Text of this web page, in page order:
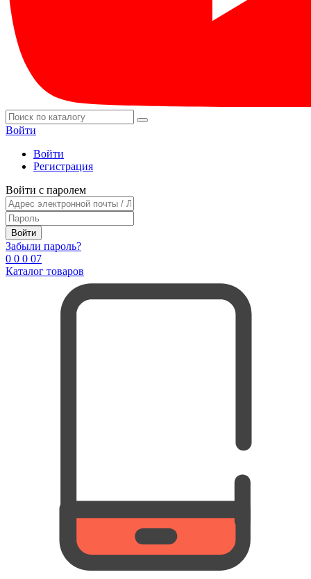
Войти
Войти
Регистрация
Войти с паролем
Войти
Забыли пароль?
0 0 0 07
Каталог товаров